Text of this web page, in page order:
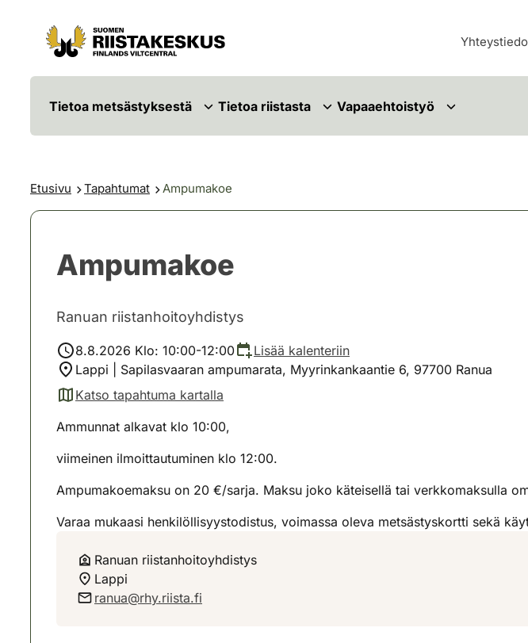
Siirry sisältöön
Siirry sivustokarttaan
Tietoa metsästyksestä Tietoa riistasta Vapaaehtoistyö
Etusivu Tapahtumat Ampumakoe
Ampumakoe
Ranuan riistanhoitoyhdistys
8.8.2026 Klo: 10:00-12:00
Lisää kalenteriin
Lappi | Sapilasvaaran ampumarata, Myyrinkankaantie 6, 97700 Ranua
Katso tapahtuma kartalla
(avautuu uuteen välilehteen)
Ammunnat alkavat klo 10:00,
viimeinen ilmoittautuminen klo 12:00.
Ampumakoemaksu on 20 €/sarja. Maksu joko käteisellä tai verkkomaksulla
Varaa mukaasi henkilöllisyystodistus, voimassa oleva metsästyskortti sekä
Ranuan riistanhoitoyhdistys
Lappi
ranua@rhy.riista.fi